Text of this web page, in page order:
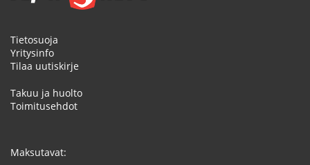
Tietosuoja
Yritysinfo
Tilaa uutiskirje
Takuu ja huolto
Toimitusehdot
Maksutavat: